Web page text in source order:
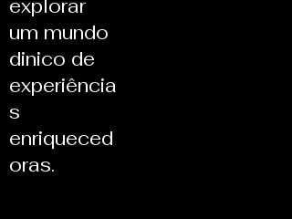
explorar
um mundo
dinico de
experiência
s
enriqueced
oras.